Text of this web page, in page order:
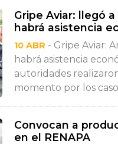
Gripe Aviar: llegó
habrá asistencia
10 ABR - Gripe Aviar:
habrá asistencia
autoridades
momento por los
Convocan a
en el RENAPA